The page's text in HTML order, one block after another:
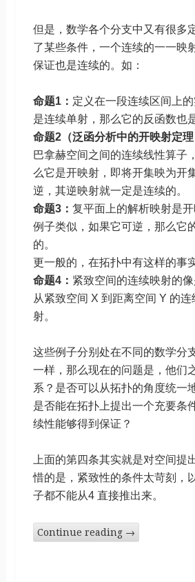
但是，数学各个分支中又有很多
了某些条件，一个连续的一一映
保证也是连续的。如：
命题1： 定义在一段连续区间上
是连续单射，那么它的反函数也
命题2（泛函分析中的开映射定理
巴拿赫空间之间的连续线性算子
么它是开映射，即将开集映为开
逆，其逆映射就一定是连续的。
命题3： 复平面上的解析映射是
例子类似，如果它可逆，那么它
的。
更一般的，在拓扑中有这样的事
命题4： 紧致空间的连续映射的
从紧致空间 X 到距离空间 Y 的连
射。
这些例子分别处在不同的数学分
一样，那么现在的问题是，他们
系？是否可以从拓扑的角度统一
是否能在拓扑上提出一个充要条
续性能够得到保证？
上面的第四条其实就是对空间提
惜的是，紧致性的条件太苛刻，
子都不能从4 直接推出来。
Continue reading →